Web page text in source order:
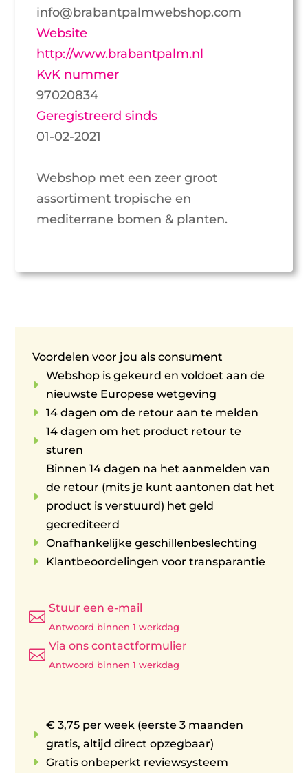
info@brabantpalmwebshop.com
Website
http://www.brabantpalm.nl
KvK nummer
97020834
Geregistreerd sinds
01-02-2021
Webshop met een zeer groot
assortiment tropische en
mediterrane bomen & planten.
Voordelen voor jou als consument
E
Webshop is gekeurd en voldoet aan de
nieuwste Europese wetgeving
E 14 dagen om de retour aan te melden
E
14 dagen om het product retour te
sturen
E
Binnen 14 dagen na het aanmelden van
de retour (mits je kunt aantonen dat het
product is verstuurd) het geld
gecrediteerd
E Onafhankelijke geschillenbeslechting
E Klantbeoordelingen voor transparantie

Stuur een e-mail
Antwoord binnen 1 werkdag

Via ons contactformulier
Antwoord binnen 1 werkdag
E
€ 3,75 per week (eerste 3 maanden
gratis, altijd direct opzegbaar)
E Gratis onbeperkt reviewsysteem